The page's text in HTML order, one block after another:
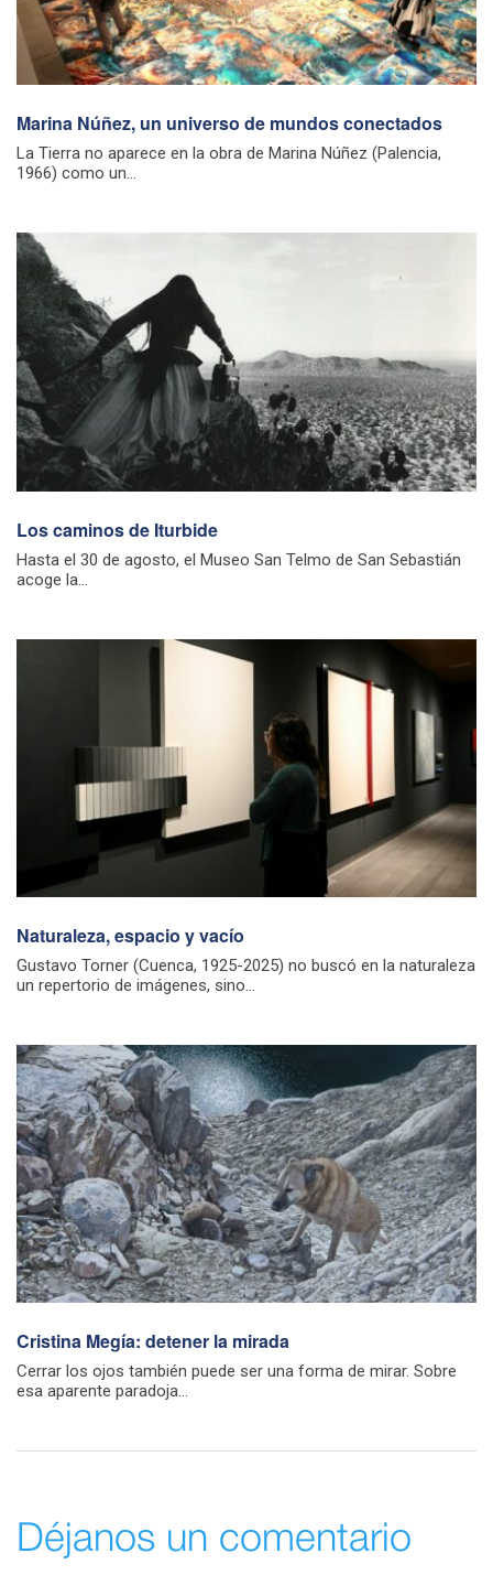
Marina Núñez, un universo de mundos conectados
La Tierra no aparece en la obra de Marina Núñez (Palencia,
1966) como un...
Los caminos de Iturbide
Hasta el 30 de agosto, el Museo San Telmo de San Sebastián
acoge la...
Naturaleza, espacio y vacío
Gustavo Torner (Cuenca, 1925-2025) no buscó en la naturaleza
un repertorio de imágenes, sino...
Cristina Megía: detener la mirada
Cerrar los ojos también puede ser una forma de mirar. Sobre
esa aparente paradoja...
Déjanos un comentario